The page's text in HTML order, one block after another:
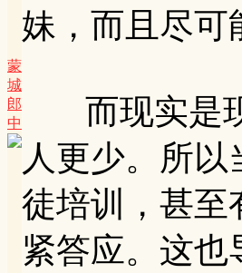
蒙
城
郎
中
妹，而且尽可
而现实是现
人更少。所
徒培训，甚至
紧答应。这